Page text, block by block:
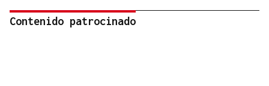
Contenido patrocinado